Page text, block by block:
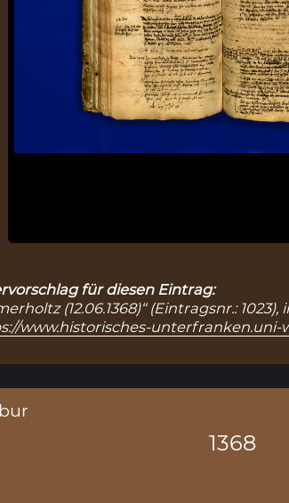
für diesen Eintrag:
(12.06.1368)“ (Eintragsnr.:
www.historisches-unterfranken.uni-
1368